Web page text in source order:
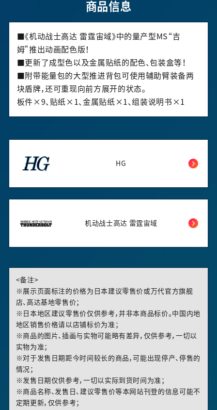
商品信息
■《机动战士高达 雷霆宙域》中的量产型MS“吉
姆”推出动画配色版！
■更新了成型色以及金属贴纸的配色、包装盒等！
■附带能量包的大型推进背包可使用辅助臂装备两
块盾牌，还可重现向前方展开的状态。
板件×9、贴纸×1、金属贴纸×1、组装说明书×1
HG
机动战士高达 雷霆宙域
<备注>
※展示页面标注的价格为日本建议零售价或万代官方旗舰
店、高达基地零售价；
※日本地区建议零售价仅供参考，并非本商品标价。中国内地
地区销售价格请以店铺标价为准；
※商品的图片、插画与实物可能略有差异，仅供参考，一切以
实物为准；
※对于发售日期距今时间较长的商品，可能出现停产、停售的
情况；
※发售日期仅供参考，一切以实际到货时间为准；
※商品名称、发售日、建议零售价等本网站刊登的信息可能不
定期更新，仅供参考；